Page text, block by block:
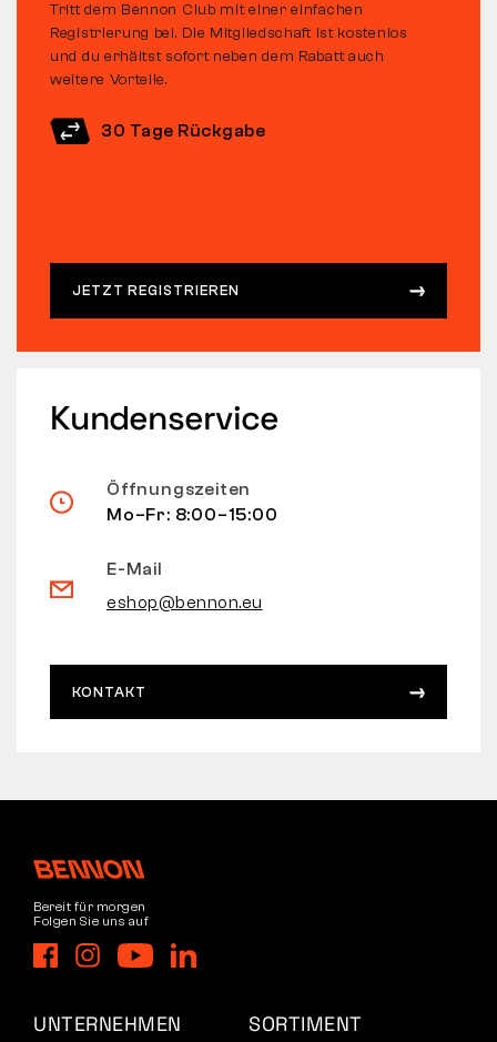
Tritt dem Bennon Club mit einer einfachen
Registrierung bei. Die Mitgliedschaft ist kostenlos
und du erhältst sofort neben dem Rabatt auch
weitere Vorteile.
30 Tage Rückgabe
JETZT REGISTRIEREN
Kundenservice
Öffnungszeiten
Mo–Fr: 8:00–15:00
E-Mail
eshop@bennon.eu
KONTAKT
Bereit für morgen
Folgen Sie uns auf
UNTERNEHMEN SORTIMENT